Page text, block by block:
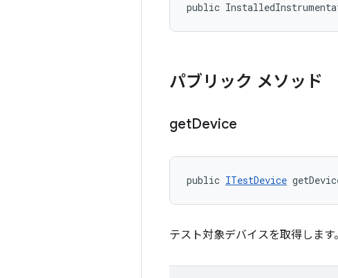
public
パブリック メソッド
getDevice
public ITestDevice
テスト対象デバイスを取得します。